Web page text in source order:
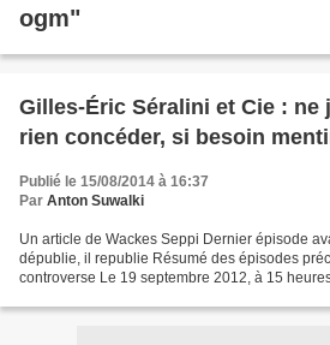
ogm"
Gilles-Éric Séralini et Cie : ne
rien concéder, si besoin
Publié le 15/08/2014 à 16:37
Par Anton Suwalki
Un article de Wackes Seppi Dernier épisode
dépublie, il republie Résumé des épisodes
controverse Le 19 septembre 2012, à 15